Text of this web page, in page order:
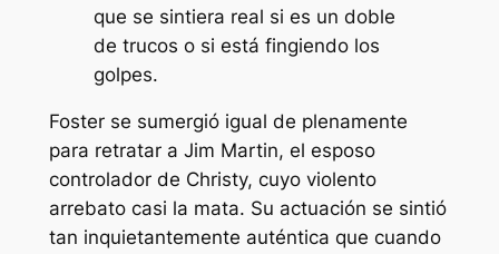
que se sintiera real si es un doble
de trucos o si está fingiendo los
golpes.
Foster se sumergió igual de plenamente
para retratar a Jim Martin, el esposo
controlador de Christy, cuyo violento
arrebato casi la mata. Su actuación se sintió
tan inquietantemente auténtica que cuando